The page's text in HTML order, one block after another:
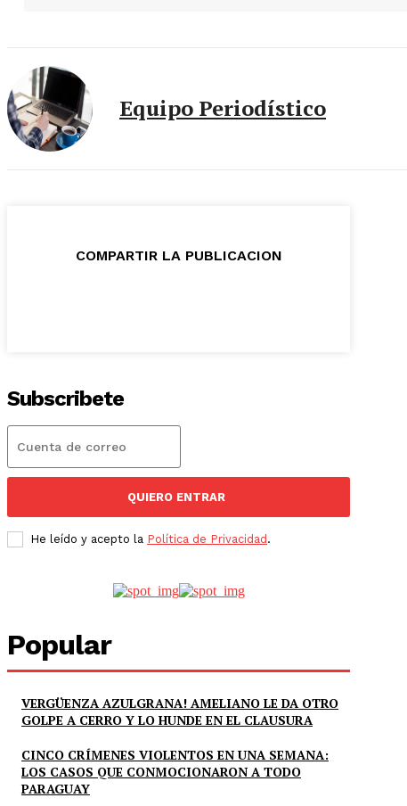
Equipo Periodístico
COMPARTIR LA PUBLICACION
Subscribete
QUIERO ENTRAR
He leído y acepto la Política de Privacidad .
Popular
VERGÜENZA AZULGRANA! AMELIANO LE DA OTRO
GOLPE A CERRO Y LO HUNDE EN EL CLAUSURA
CINCO CRÍMENES VIOLENTOS EN UNA SEMANA:
LOS CASOS QUE CONMOCIONARON A TODO
PARAGUAY